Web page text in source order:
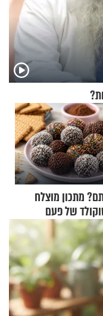
מתכון מוצלח
של פעם